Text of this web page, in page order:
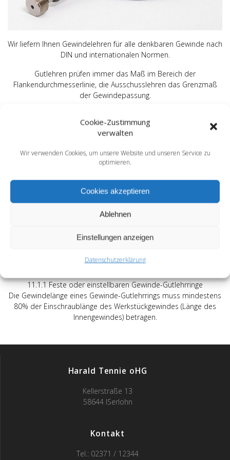
Cookie-Zustimmung
verwalten
Wir verwenden Cookies, um unsere Website und unseren Service zu
optimieren.
Cookies akzeptieren
Ablehnen
Einstellungen anzeigen
Datenschutzerklärung
Wir liefern Ihnen Gewindelehren für alle denkbaren Gewinde nach
DIN und internationalen Normen.
Gutlehren prüfen immer das Maß im Bereich der
Flankendurchmesserlinie, die Ausschusslehren das Grenzmaß
der Gewindepassung.
Kundenvorgabe.
beschriftet und mit Werkskalibrierschein ausgeliefert.
Zur Beachtung!
11.2.1 Gewinde-Gutlehrdorne
Die Gewindelänge eines Gewinde-Gutlehrdornes muss
mindestens 80% der Einschraublänge des Werkstückgewindes
(Länge des Innengewindes) betragen.
11.1.1 Feste oder einstellbaren Gewinde-Gutlehrringe
Die Gewindelänge eines Gewinde-Gutlehrrings muss mindestens
80% der Einschraublänge des Werkstückgewindes (Länge des
Innengewindes) betragen.
Harald Tennie oHG
Kellerstraße 13
58644 ISerlohn
Kontakt
Tel.: 02371 / 12344